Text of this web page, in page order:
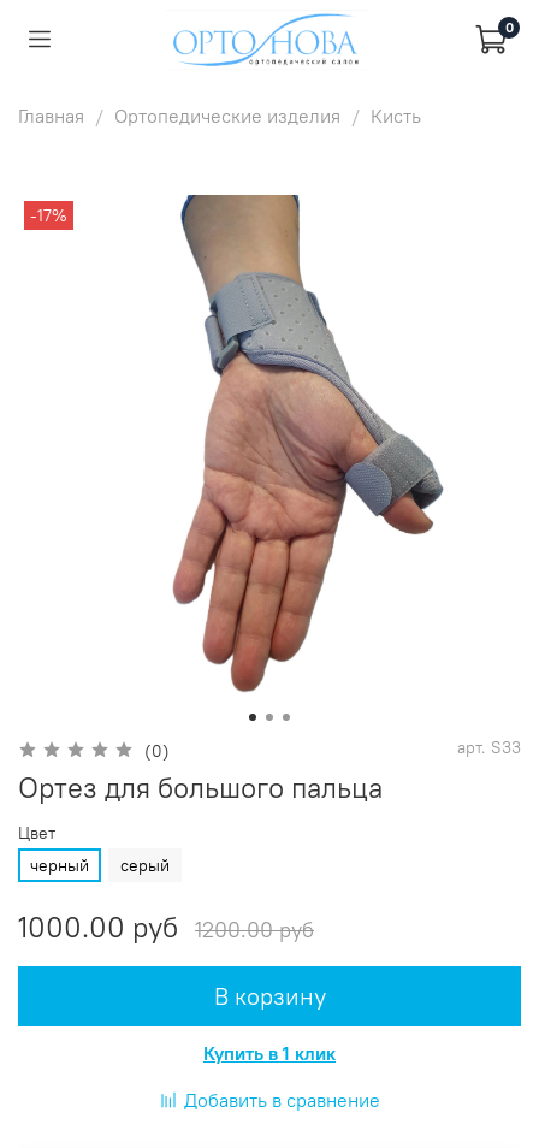
0
Главная Ортопедические изделия Кисть
-17%
(0) арт. S33
Ортез для большого пальца
Цвет
черный
серый
1000.00 руб 1200.00 руб
В корзину
Купить в 1 клик
Добавить в сравнение